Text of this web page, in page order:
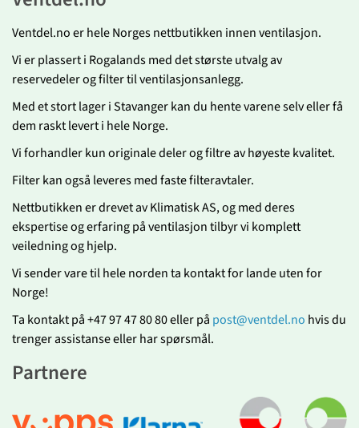
Ventdel.no er hele Norges nettbutikken innen ventilasjon.
Vi er plassert i Rogalands med det største utvalg av
reservedeler og filter til ventilasjonsanlegg.
Med et stort lager i Stavanger kan du hente varene selv eller få
dem raskt levert i hele Norge.
Vi forhandler kun originale deler og filtre av høyeste kvalitet.
Filter kan også leveres med faste filteravtaler.
Nettbutikken er drevet av Klimatisk AS, og med deres
ekspertise og erfaring på ventilasjon tilbyr vi komplett
veiledning og hjelp.
Vi sender vare til hele norden ta kontakt for lande uten for
Norge!
Ta kontakt på +47 97 47 80 80 eller på post@ventdel.no hvis du
trenger assistanse eller har spørsmål.
Partnere